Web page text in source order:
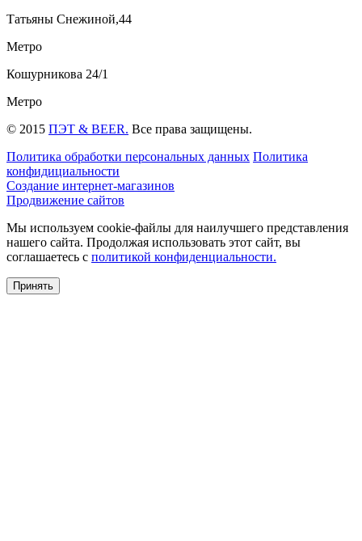
Татьяны Снежиной,44
Метро
Кошурникова 24/1
Метро
© 2015 ПЭТ & BEER. Все права защищены.
Политика обработки персональных данных Политика
конфидициальности
Создание интернет-магазинов
Продвижение сайтов
Мы используем cookie-файлы для наилучшего представления
нашего сайта. Продолжая использовать этот сайт, вы
соглашаетесь c политикой конфиденциальности.
Принять